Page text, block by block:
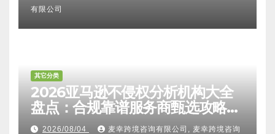
有限公司
其它分类
2026亚马逊不侵权分析机构大全
盘点：合规靠谱服务商甄选攻略、
避坑FAQ及标杆机构实力详解
2026/08/04 麦幸跨境咨询有限公司, 麦幸跨境咨询